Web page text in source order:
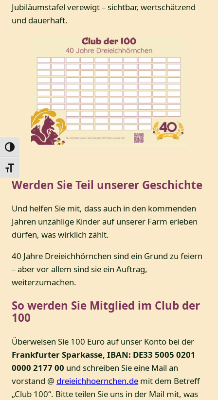
Umschalten auf hohe Kontraste
Schrift vergrößern
Jubiläumstafel verewigt – sichtbar, wertschätzend
und dauerhaft.
Werden Sie Teil unserer Geschichte
Und helfen Sie mit, dass auch in den kommenden
Jahren unzählige Kinder auf unserer Farm erleben
dürfen, was wirklich zählt.
40 Jahre Dreieichhörnchen sind ein Grund zu feiern
– aber vor allem sind sie ein Auftrag,
weiterzumachen.
So werden Sie Mitglied im Club der
100
Überweisen Sie 100 Euro auf unser Konto bei der
Frankfurter Sparkasse, IBAN: DE33 5005 0201
0000 2177 00 und schreiben Sie eine Mail an
vorstand @ dreieichhoernchen.de mit dem Betreff
„Club 100“. Bitte teilen Sie uns in der Mail mit, was